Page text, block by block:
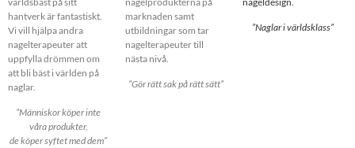
hantverk är fantastiskt.
Vi vill hjälpa andra
nagelterapeuter att
uppfylla drömmen om
att bli bäst i världen på
naglar.
”Människor köper inte
våra produkter,
de köper syftet med dem”
marknaden samt
utbildningar som tar
nagelterapeuter till
nästa nivå.
”Gör rätt sak på rätt sätt”
”Naglar i världsklass”